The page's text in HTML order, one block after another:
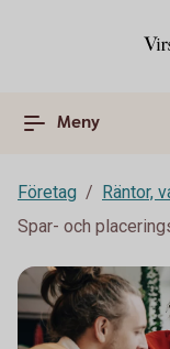
Meny
Företag
Räntor,
Spar- och